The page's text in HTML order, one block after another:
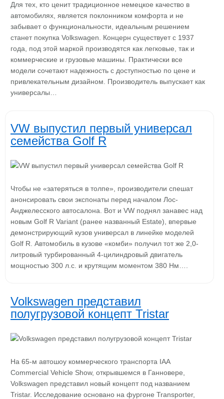
Для тех, кто ценит традиционное немецкое качество в
автомобилях, является поклонником комфорта и не
забывает о функциональности, идеальным решением
станет покупка Volkswagen. Концерн существует с 1937
года, под этой маркой производятся как легковые, так и
коммерческие и грузовые машины. Практически все
модели сочетают надежность с доступностью по цене и
привлекательным дизайном. Производитель выпускает как
универсалы…
VW выпустил первый универсал
семейства Golf R
Чтобы не «затеряться в толпе», производители спешат
анонсировать свои экспонаты перед началом Лос-
Анджелесского автосалона. Вот и VW поднял занавес над
новым Golf R Variant (ранее названный Estate), впервые
демонстрирующий кузов универсал в линейке моделей
Golf R. Автомобиль в кузове «комби» получил тот же 2,0-
литровый турбированный 4-цилиндровый двигатель
мощностью 300 л.с. и крутящим моментом 380 Нм….
Volkswagen представил
полугрузовой концепт Tristar
На 65-м автошоу коммерческого транспорта IAA
Commercial Vehicle Show, открывшемся в Ганновере,
Volkswagen представил новый концепт под названием
Tristar. Исследование основано на фургоне Transporter,